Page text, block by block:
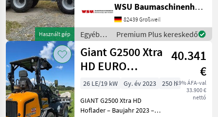
Egyeb
Mezogazdasagi
Erogepek
Majorsagi
Rakodo
KATEGÓRIA
KIVÁLASZTÁSA
Schäffer
60
Sonstige
32
Használt gép
Zum Verkauf steht ein
gepflegter GIANT G2300 X-
TRA HD Hoflader aus
Baujahr 2023. Die Maschi
WSU Baumaschinenhandel u. Gerätevermietung GmbH
82439 Großweil
Egyéb
mezőgazdasági
erőgépek
/ Giant
Premium Plus kereskedő
Giant G2500 Xtra
HD EURO
Aufnahme
40.341
€
19% ÁFA-val
33.900 €
nettó
26 LE/19 kW Gy. év 2023
250 h
GIANT G2500 Xtra HD
Hoflader – Baujahr 2023 –